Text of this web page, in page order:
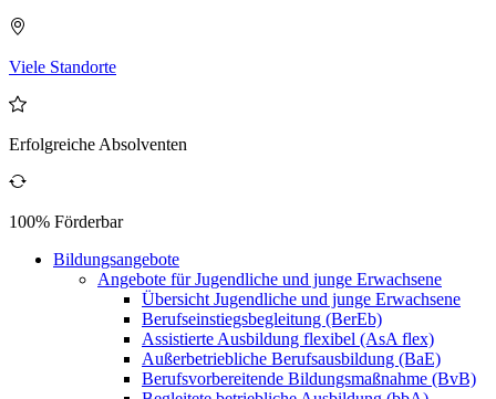
Viele Standorte
Erfolgreiche Absolventen
100% Förderbar
Bildungsangebote
Angebote für Jugendliche und junge Erwachsene
Übersicht Jugendliche und junge Erwachsene
Berufseinstiegsbegleitung (BerEb)
Assistierte Ausbildung flexibel (AsA flex)
Außerbetriebliche Berufsausbildung (BaE)
Berufsvorbereitende Bildungsmaßnahme (BvB)